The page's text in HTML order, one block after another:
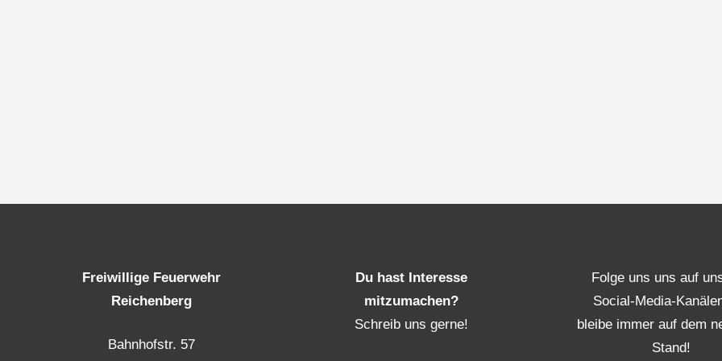
Freiwillige Feuerwehr
Reichenberg
Bahnhofstr. 57
Du hast Interesse
mitzumachen?
Schreib uns gerne!
Folge uns uns auf
Social-Media-
bleibe immer auf dem
Stand!